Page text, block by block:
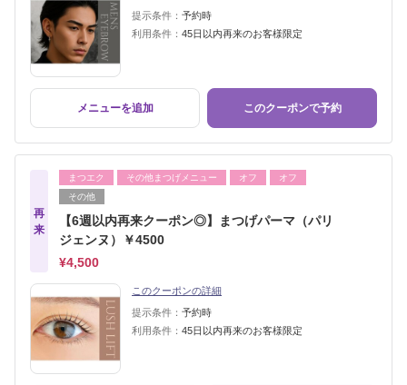
提示条件： 予約時
利用条件： 45日以内再来のお客様限定
メニューを追加 このクーポンで予約
再
来
まつエク その他まつげメニュー オフ
オフ
その他
【6週以内再来クーポン◎】まつげパーマ（パリ
ジェンヌ）￥4500
¥4,500
このクーポンの詳細
提示条件： 予約時
利用条件： 45日以内再来のお客様限定